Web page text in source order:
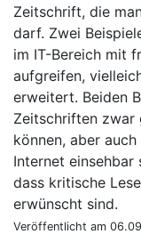
Zeitschrift, die
darf. Zwei
im IT-Bereich mit
aufgreifen,
erweitert. Beiden
Zeitschriften zwar
können, aber
Internet einsehbar
dass kritische
erwünscht sind.
Veröffentlicht am